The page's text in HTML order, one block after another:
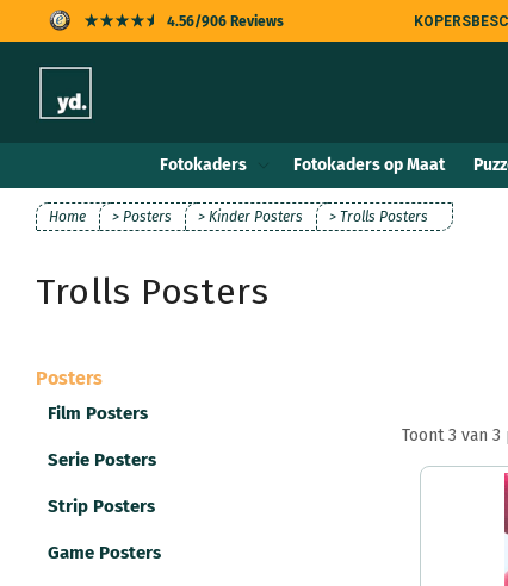
naar de
content
4.56/906 Reviews
Fotokaders Fotokaders op Maat
Home > Posters > Kinder Posters > Trolls Posters
Trolls Posters
Posters
Film Posters
Serie Posters
Strip Posters
Game Posters
Toont 3 van